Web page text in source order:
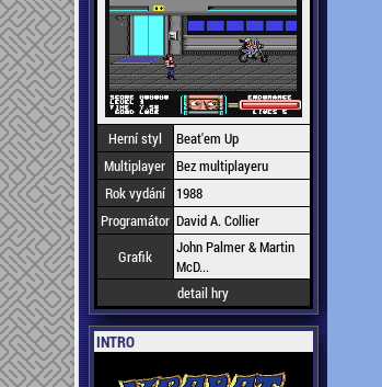
Herní styl
Beat'em Up
Multiplayer Bez multiplayeru
Rok vydání
1988
Programátor David A. Collier
Grafik
John Palmer & Martin
McD...
detail hry
INTRO